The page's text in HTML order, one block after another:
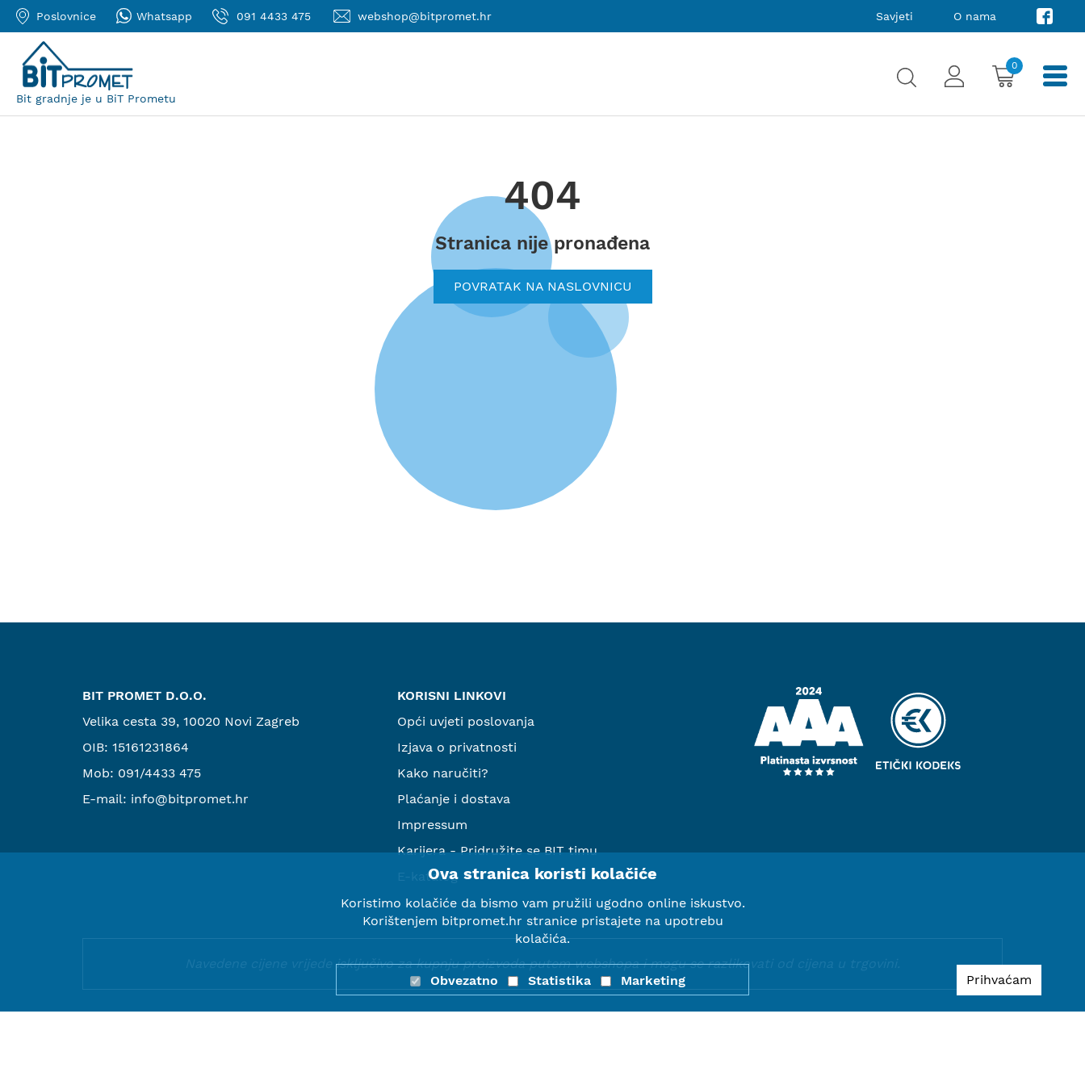
Poslovnice Whatsapp 091 4433 475 webshop@bitpromet.hr Savjeti O nama
Bit gradnje je u BiT Prometu
0
404
Stranica nije pronađena
POVRATAK NA NASLOVNICU
BIT PROMET D.O.O.
Velika cesta 39, 10020 Novi Zagreb
OIB: 15161231864
Mob: 091/4433 475
E-mail: info@bitpromet.hr
KORISNI LINKOVI
Opći uvjeti poslovanja
Izjava o privatnosti
Kako naručiti?
Plaćanje i dostava
Impressum
Karijera - Pridružite se BIT timu
E-katalog
Navedene cijene vrijede isključivo za kupnju proizvoda putem webshopa i mogu se razlikovati od cijena u trgovini.
Ova stranica koristi kolačiće
Koristimo kolačiće da bismo vam pružili ugodno online iskustvo.
Korištenjem bitpromet.hr stranice pristajete na upotrebu
kolačića.
Prihvaćam
Obvezatno Statistika Marketing